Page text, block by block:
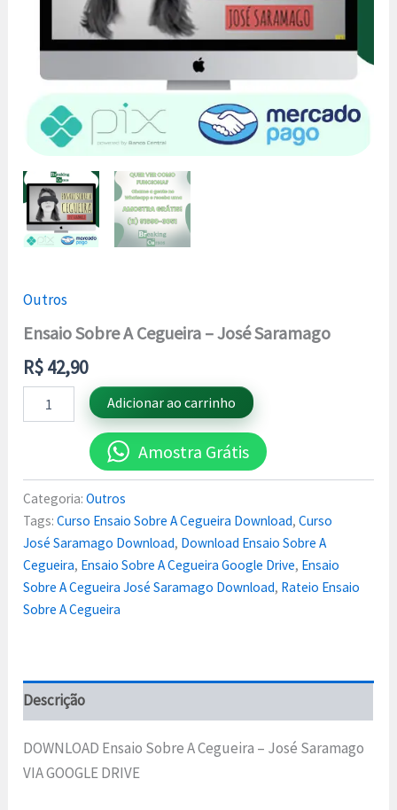
Outros
Ensaio Sobre A Cegueira – José Saramago
R$42,90
Adicionar ao carrinho
Amostra Grátis
Categoria:Outros
Tags:Curso Ensaio Sobre A Cegueira Download,Curso
José Saramago Download, Download Ensaio Sobre A
Cegueira, Ensaio Sobre A Cegueira Google Drive, Ensaio
Sobre A Cegueira José Saramago Download, Rateio Ensaio
Sobre A Cegueira
Descrição
DOWNLOAD Ensaio Sobre A Cegueira – José Saramago
VIA GOOGLE DRIVE